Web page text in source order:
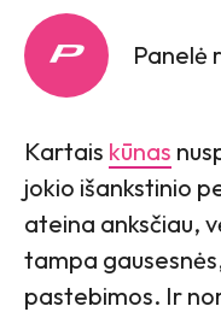
Panelė
Kartais kūnas
jokio išankstinio
ateina anksčiau,
tampa
pastebimos. Ir